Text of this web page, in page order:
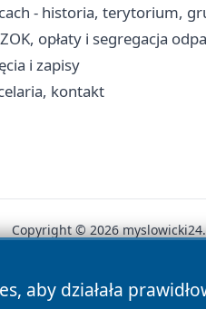
- historia, terytorium,
opłaty i segregacja
i zapisy
kontakt
aby działała
Copyright © 2026
News Autorzy Polityka